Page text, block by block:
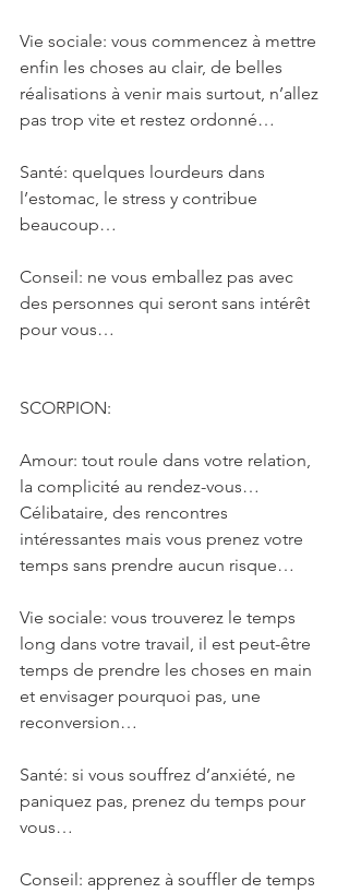
Vie sociale: vous commencez à mettre
enfin les choses au clair, de belles
réalisations à venir mais surtout, n’allez
pas trop vite et restez ordonné…
Santé: quelques lourdeurs dans
l’estomac, le stress y contribue
beaucoup…
Conseil: ne vous emballez pas avec
des personnes qui seront sans intérêt
pour vous…
SCORPION:
Amour: tout roule dans votre relation,
la complicité au rendez-vous…
Célibataire, des rencontres
intéressantes mais vous prenez votre
temps sans prendre aucun risque…
Vie sociale: vous trouverez le temps
long dans votre travail, il est peut-être
temps de prendre les choses en main
et envisager pourquoi pas, une
reconversion…
Santé: si vous souffrez d’anxiété, ne
paniquez pas, prenez du temps pour
vous…
Conseil: apprenez à souffler de temps